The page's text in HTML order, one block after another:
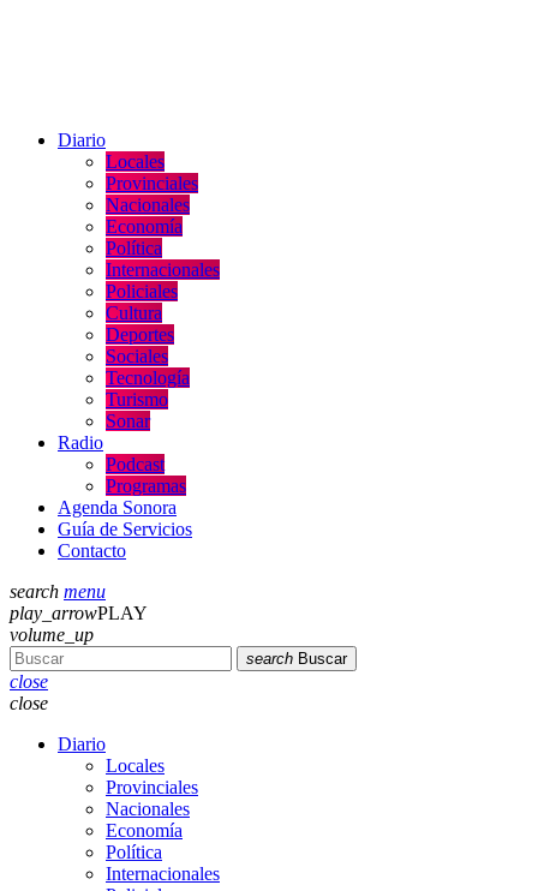
Diario
Locales
Provinciales
Nacionales
Economía
Política
Internacionales
Policiales
Cultura
Deportes
Sociales
Tecnología
Turismo
Sonar
Radio
Podcast
Programas
Agenda Sonora
Guía de Servicios
Contacto
search menu
play_arrowPLAY
volume_up
search Buscar
close
close
Diario
Locales
Provinciales
Nacionales
Economía
Política
Internacionales